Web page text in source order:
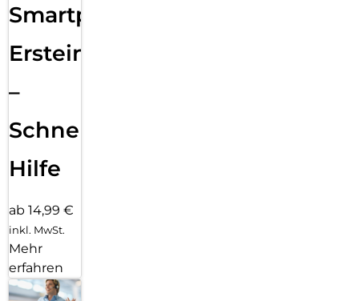
Smartphone
Ersteinrichtung
–
Schnelle
Hilfe
ab 14,99 €
inkl. MwSt.
Mehr
erfahren